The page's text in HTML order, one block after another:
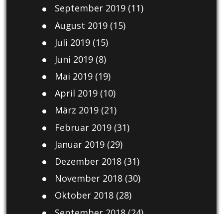
September 2019(11)
August 2019(15)
Juli 2019(15)
Juni 2019(8)
Mai 2019(19)
April 2019(10)
März 2019(21)
Februar 2019(31)
Januar 2019(29)
Dezember 2018(31)
November 2018(30)
Oktober 2018(28)